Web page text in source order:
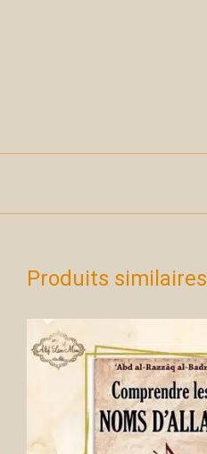
Produits similaires